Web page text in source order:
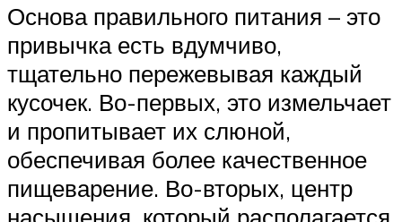
Основа правильного питания – это
привычка есть вдумчиво,
тщательно пережевывая каждый
кусочек. Во-первых, это измельчает
и пропитывает их слюной,
обеспечивая более качественное
пищеварение. Во-вторых, центр